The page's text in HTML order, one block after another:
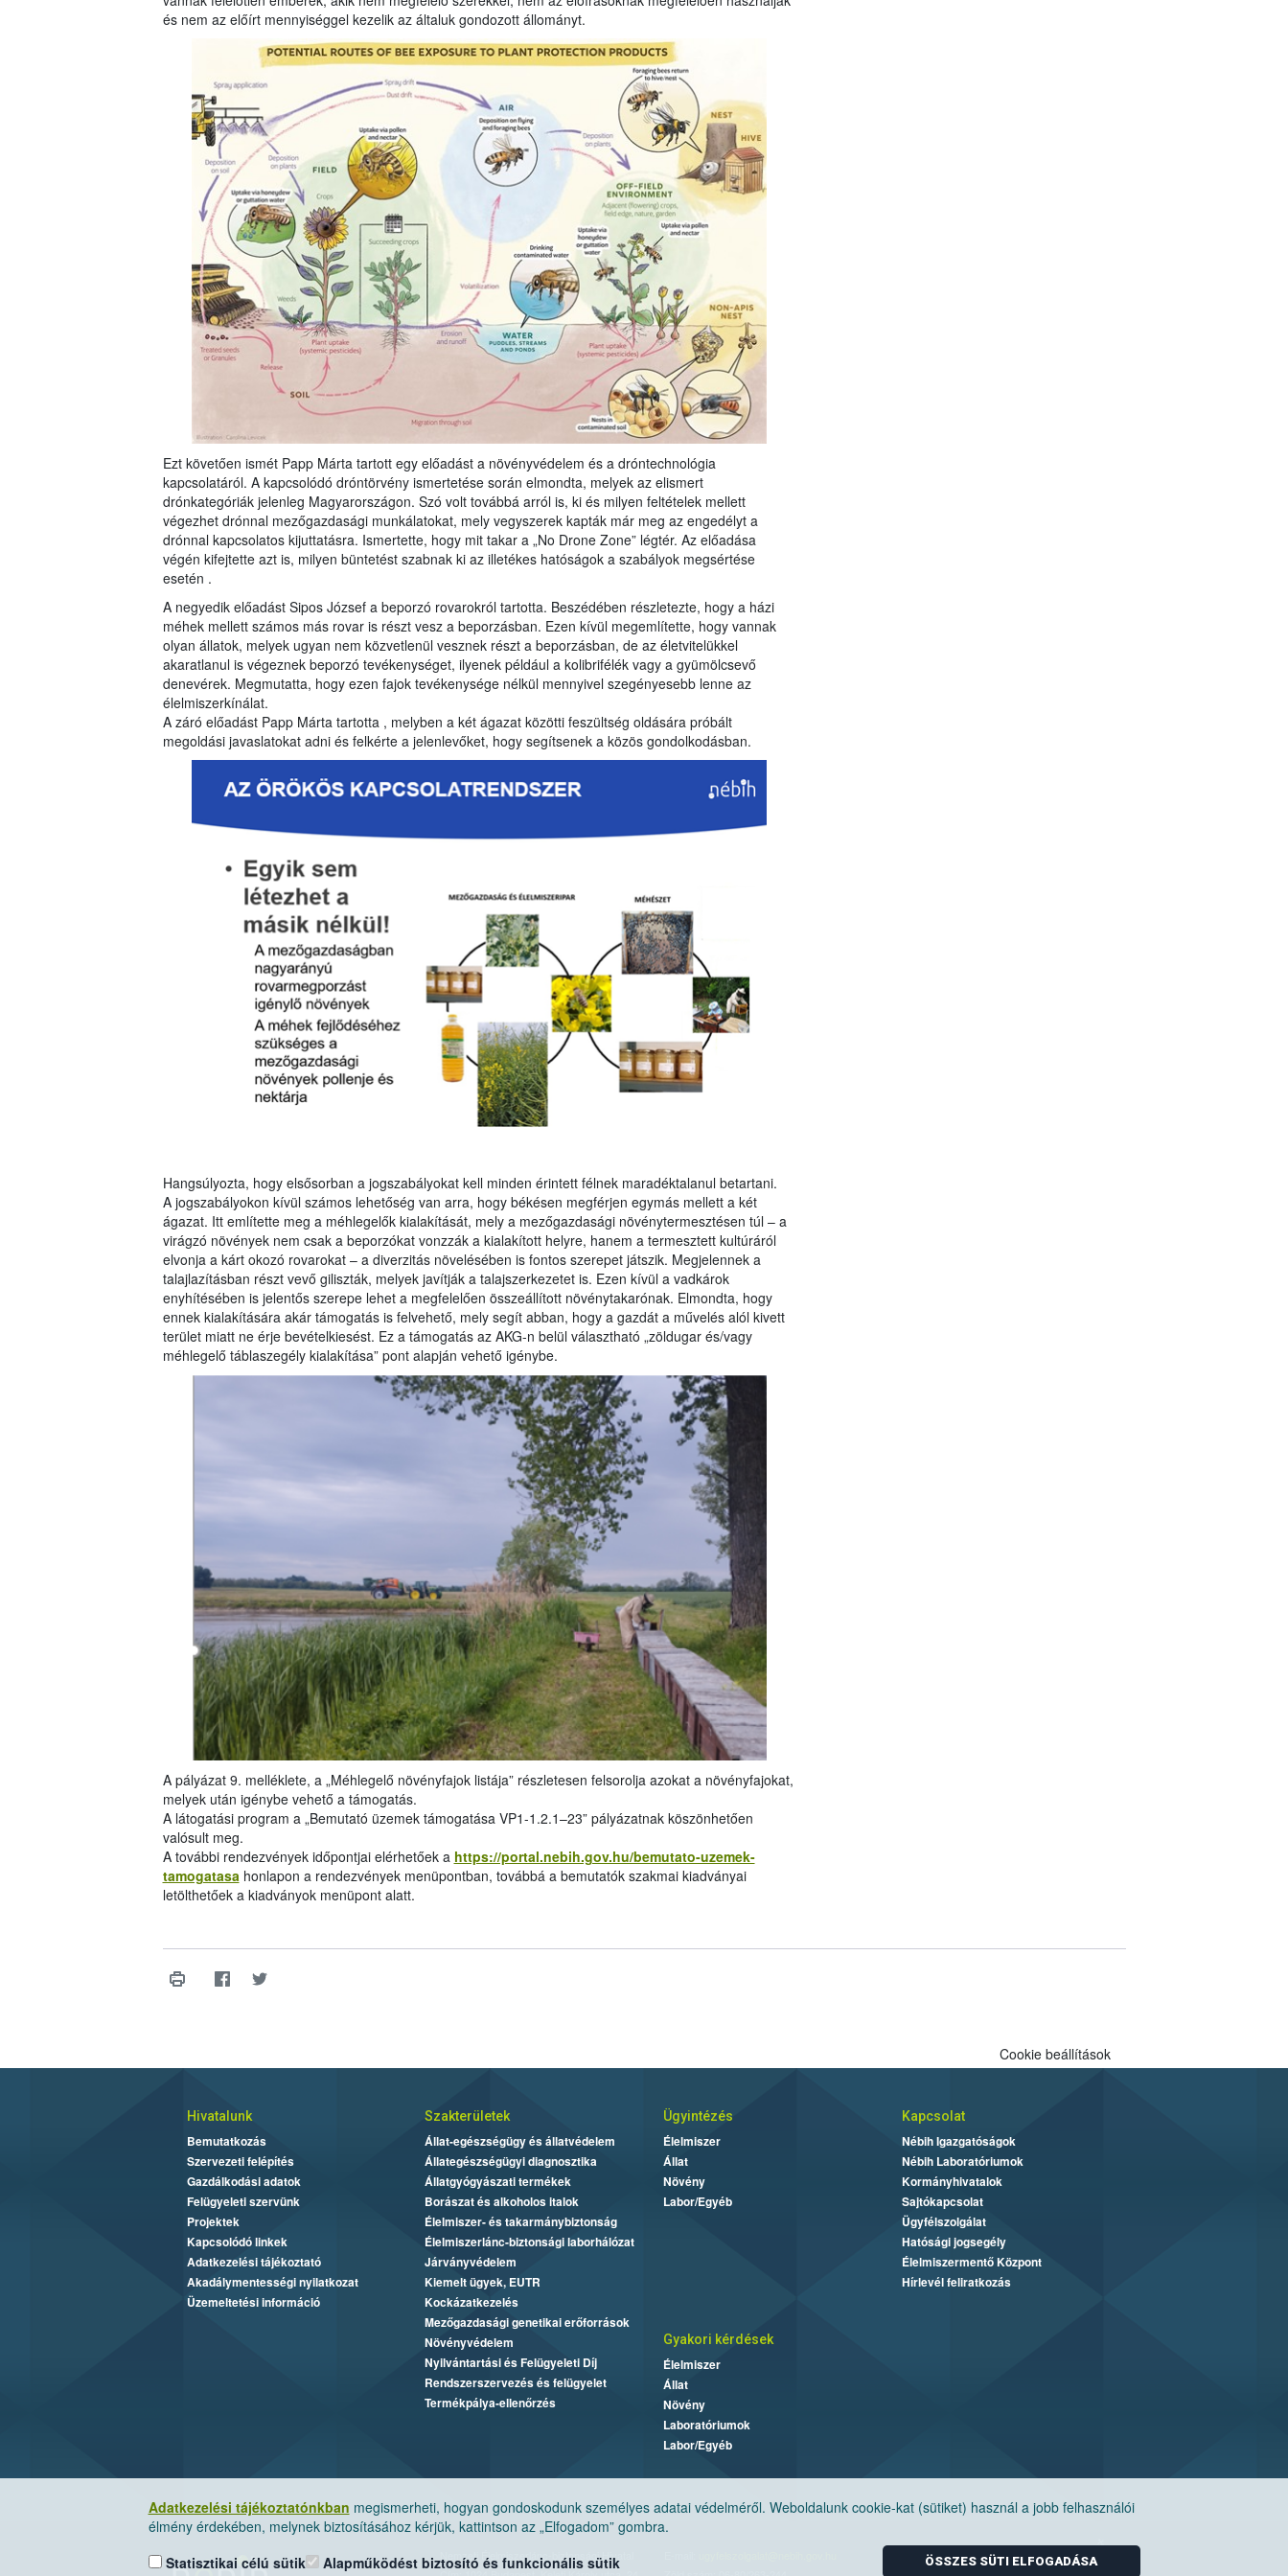
és nem az előírt mennyiséggel kezelik az általuk gondozott állományt.
Ezt követően ismét Papp Márta tartott egy előadást a növényvédelem és a dróntechnológia
kapcsolatáról. A kapcsolódó dróntörvény ismertetése során elmondta, melyek az elismert
drónkategóriák jelenleg Magyarországon. Szó volt továbbá arról is, ki és milyen feltételek mellett
végezhet drónnal mezőgazdasági munkálatokat, mely vegyszerek kapták már meg az engedélyt a
drónnal kapcsolatos kijuttatásra. Ismertette, hogy mit takar a „No Drone Zone” légtér. Az előadása
végén kifejtette azt is, milyen büntetést szabnak ki az illetékes hatóságok a szabályok megsértése
esetén .
A negyedik előadást Sipos József a beporzó rovarokról tartotta. Beszédében részletezte, hogy a házi
méhek mellett számos más rovar is részt vesz a beporzásban. Ezen kívül megemlítette, hogy vannak
olyan állatok, melyek ugyan nem közvetlenül vesznek részt a beporzásban, de az életvitelükkel
akaratlanul is végeznek beporzó tevékenységet, ilyenek például a kolibrifélék vagy a gyümölcsevő
denevérek. Megmutatta, hogy ezen fajok tevékenysége nélkül mennyivel szegényesebb lenne az
élelmiszerkínálat.
A záró előadást Papp Márta tartotta , melyben a két ágazat közötti feszültség oldására próbált
megoldási javaslatokat adni és felkérte a jelenlevőket, hogy segítsenek a közös gondolkodásban.
Hangsúlyozta, hogy elsősorban a jogszabályokat kell minden érintett félnek maradéktalanul betartani.
A jogszabályokon kívül számos lehetőség van arra, hogy békésen megférjen egymás mellett a két
ágazat. Itt említette meg a méhlegelők kialakítását, mely a mezőgazdasági növénytermesztésen túl – a
virágzó növények nem csak a beporzókat vonzzák a kialakított helyre, hanem a termesztett kultúráról
elvonja a kárt okozó rovarokat – a diverzitás növelésében is fontos szerepet játszik. Megjelennek a
talajlazításban részt vevő giliszták, melyek javítják a talajszerkezetet is. Ezen kívül a vadkárok
enyhítésében is jelentős szerepe lehet a megfelelően összeállított növénytakarónak. Elmondta, hogy
ennek kialakítására akár támogatás is felvehető, mely segít abban, hogy a gazdát a művelés alól kivett
terület miatt ne érje bevételkiesést. Ez a támogatás az AKG-n belül választható „zöldugar és/vagy
méhlegelő táblaszegély kialakítása” pont alapján vehető igénybe.
A pályázat 9. melléklete, a „Méhlegelő növényfajok listája” részletesen felsorolja azokat a növényfajokat,
melyek után igénybe vehető a támogatás.
A látogatási program a „Bemutató üzemek támogatása VP1-1.2.1–23” pályázatnak köszönhetően
valósult meg.
A további rendezvények időpontjai elérhetőek a https://portal.nebih.gov.hu/bemutato-uzemek-
tamogatasahonlapon a rendezvények menüpontban, továbbá a bemutatók szakmai kiadványai
letölthetőek a kiadványok menüpont alatt.
Adatkezelési tájékoztatónkban megismerheti, hogyan gondoskodunk személyes adatai védelméről. Weboldalunk cookie-kat (sütiket) használ a jobb felhasználói
élmény érdekében, melynek biztosításához kérjük, kattintson az „Elfogadom” gombra.
Statisztikai célú sütik
Alapműködést biztosító és funkcionális sütik ÖSSZES SÜTI ELFOGADÁSA
Cookie beállítások
Hivatalunk
Bemutatkozás
Szervezeti felépítés
Gazdálkodási adatok
Felügyeleti szervünk
Projektek
Kapcsolódó linkek
Adatkezelési tájékoztató
Akadálymentességi nyilatkozat
Üzemeltetési információ
Szakterületek
Állat-egészségügy és állatvédelem
Állategészségügyi diagnosztika
Állatgyógyászati termékek
Borászat és alkoholos italok
Élelmiszer- és takarmánybiztonság
Élelmiszerlánc-biztonsági laborhálózat
Járványvédelem
Kiemelt ügyek, EUTR
Kockázatkezelés
Mezőgazdasági genetikai erőforrások
Növényvédelem
Nyilvántartási és Felügyeleti Díj
Rendszerszervezés és felügyelet
Termékpálya-ellenőrzés
Ügyintézés
Élelmiszer
Állat
Növény
Labor/Egyéb
Kapcsolat
Nébih Igazgatóságok
Nébih Laboratóriumok
Kormányhivatalok
Sajtókapcsolat
Ügyfélszolgálat
Hatósági jogsegély
Élelmiszermentő Központ
Hírlevél feliratkozás
Gyakori kérdések
Élelmiszer
Állat
Növény
Laboratóriumok
Labor/Egyéb
Nemzeti Élelmiszerlánc-biztonsági Hivatal